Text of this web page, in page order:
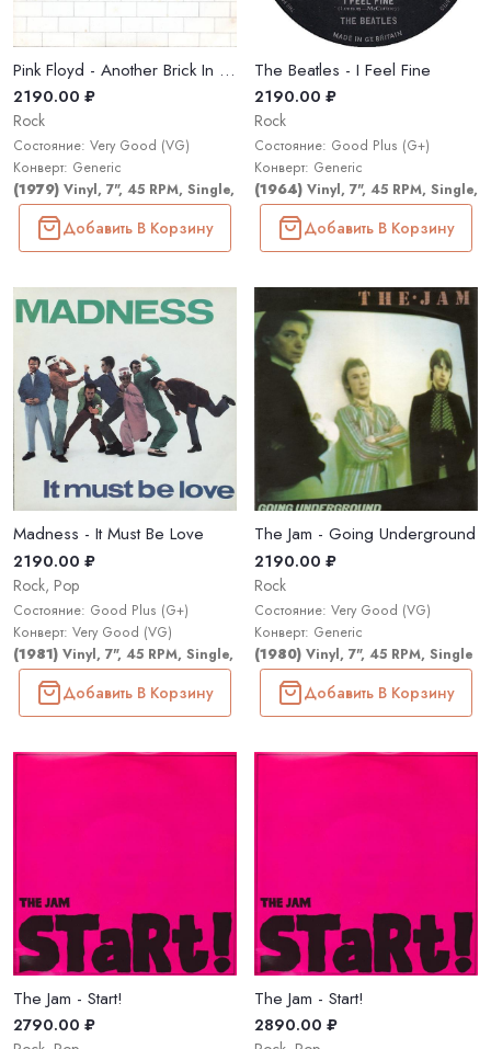
Pink Floyd - Another Brick In The Wall (Part II)
2190.00 ₽
Rock
Состояние: Very Good (VG)
Конверт: Generic
(1979) Vinyl, 7", 45 RPM, Single, Stereo
Добавить В Корзину
The Beatles - I Feel Fine
2190.00 ₽
Rock
Состояние: Good Plus (G+)
Конверт: Generic
(1964) Vinyl, 7", 45 RPM, Single,
Добавить В Корзину
Madness - It Must Be Love
2190.00 ₽
Rock, Pop
Состояние: Good Plus (G+)
Конверт: Very Good (VG)
(1981) Vinyl, 7", 45 RPM, Single, Stereo
Добавить В Корзину
The Jam - Going Underground
2190.00 ₽
Rock
Состояние: Very Good (VG)
Конверт: Generic
(1980) Vinyl, 7", 45 RPM, Single
Добавить В Корзину
The Jam - Start!
2790.00 ₽
The Jam - Start!
2890.00 ₽